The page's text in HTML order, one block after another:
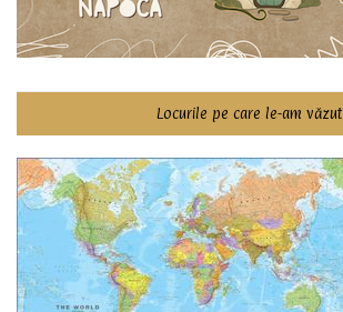
Locurile pe care le-am văzut